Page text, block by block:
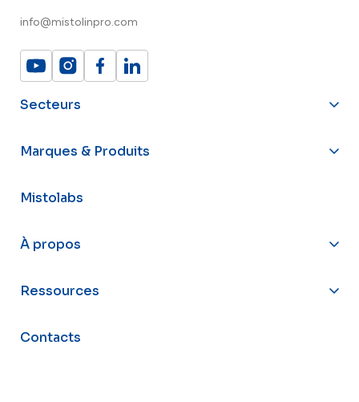
info@mistolinpro.com
Secteurs
Marques & Produits
Mistolabs
À propos
Ressources
Contacts